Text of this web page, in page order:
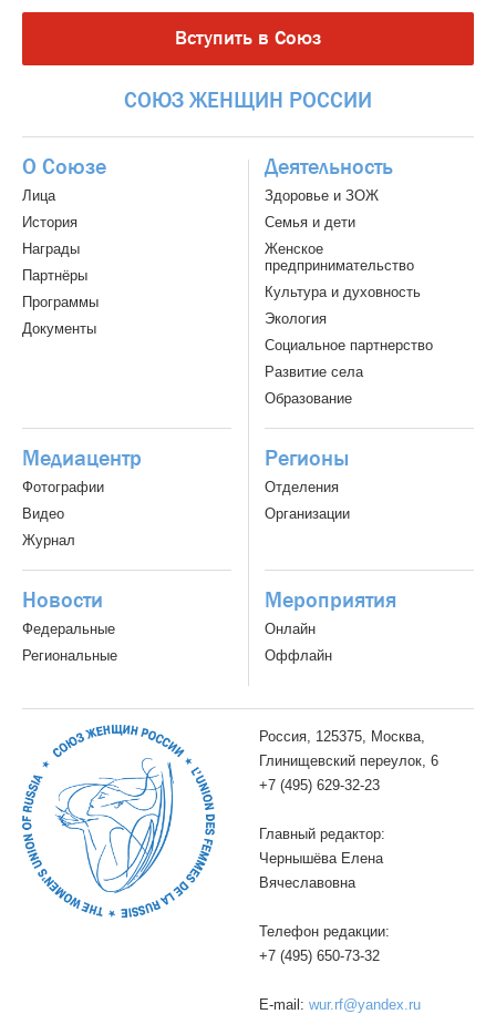
Вступить в Союз
СОЮЗ ЖЕНЩИН РОССИИ
О Союзе
Лица
История
Награды
Партнёры
Программы
Документы
Деятельность
Здоровье и ЗОЖ
Семья и дети
Женское
предпринимательство
Культура и духовность
Экология
Социальное партнерство
Развитие села
Образование
Медиацентр
Фотографии
Видео
Журнал
Регионы
Отделения
Организации
Новости
Федеральные
Региональные
Мероприятия
Онлайн
Оффлайн
Россия, 125375, Москва,
Глинищевский переулок, 6
+7 (495) 629-32-23
Главный редактор:
Чернышёва Елена
Вячеславовна
Телефон редакции:
+7 (495) 650-73-32
E-mail: wur.rf@yandex.ru